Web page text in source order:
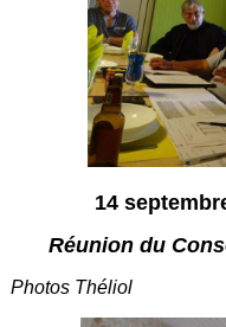
14
Réunion du
Photos Théliol